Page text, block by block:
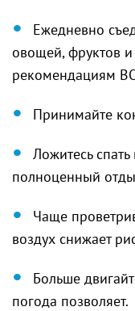
Ежедневно
овощей, фруктов
рекомендациям
Принимайте
Ложитесь
полноценный
Чаще
воздух снижает
Больше
погода позволяет.